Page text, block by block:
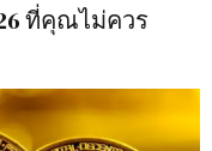
ที่คุณไม่ควร